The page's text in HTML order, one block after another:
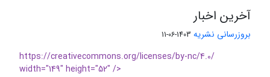
آخرین اخبار
بروزرسانی نشریه 1403-06-11
https://creativecommons.org/licenses/by-nc/4.0/
width="149" height="52" />